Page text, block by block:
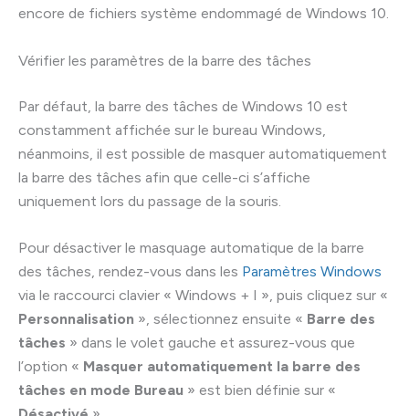
encore de fichiers système endommagé de Windows 10.
Vérifier les paramètres de la barre des tâches
Par défaut, la barre des tâches de Windows 10 est
constamment affichée sur le bureau Windows,
néanmoins, il est possible de masquer automatiquement
la barre des tâches afin que celle-ci s’affiche
uniquement lors du passage de la souris.
Pour désactiver le masquage automatique de la barre
des tâches, rendez-vous dans les Paramètres Windows
via le raccourci clavier « Windows + I », puis cliquez sur «
Personnalisation », sélectionnez ensuite « Barre des
tâches » dans le volet gauche et assurez-vous que
l’option « Masquer automatiquement la barre des
tâches en mode Bureau » est bien définie sur «